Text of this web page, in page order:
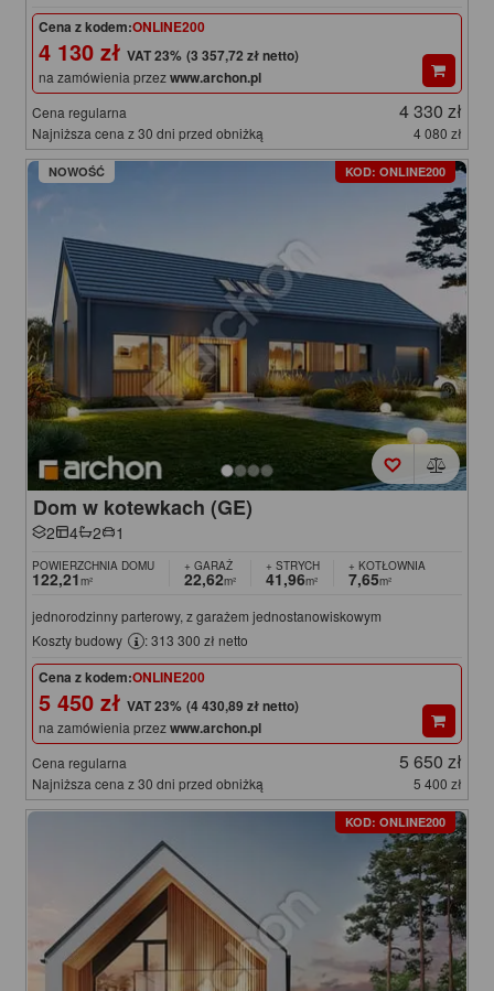
Cena z kodem:ONLINE200
4 130 zł (3 357,72 zł netto)
na zamówienia przezwww.archon.pl
Cena regularna 4 330 zł
Najniższa cena z 30 dni przed obniżką 4 080 zł
NOWOŚĆ KOD: ONLINE200
Dom w kotewkach (GE)
2 4 2 1
POWIERZCHNIA DOMU
122,21m²
+ GARAŻ
22,62m²
+ STRYCH
41,96m²
+ KOTŁOWNIA
7,65m²
jednorodzinny parterowy, z garażem jednostanowiskowym
Koszty budowy
: 313 300 zł netto
Cena z kodem:ONLINE200
5 450 zł (4 430,89 zł netto)
na zamówienia przezwww.archon.pl
Cena regularna 5 650 zł
Najniższa cena z 30 dni przed obniżką 5 400 zł
KOD: ONLINE200